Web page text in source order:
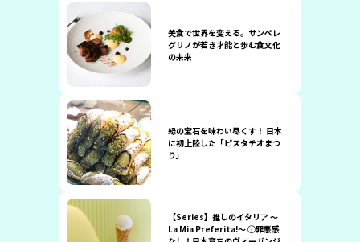
美食で世界を変える。サンペレ
グリノが若き才能と歩む食文化
の未来
緑の宝石を味わい尽くす！ 日本
に初上陸した「ピスタチオまつ
り」
【Series】推しのイタリア 〜
La Mia Preferita!〜 ①罪悪感